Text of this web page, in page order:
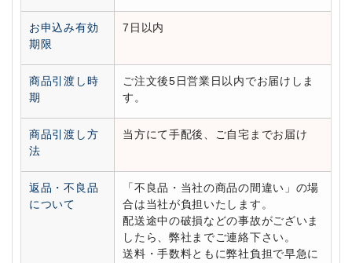
お申込み有効
期限
7日以内
商品引渡し時
期
ご注文後5日営業日以内でお届けしま
す。
商品引渡し方
法
当方にて手配後、ご自宅までお届け
返品・不良品
について
「不良品・当社の商品の間違い」の場
合は当社が負担いたします。
配送途中の破損などの事故がございま
したら、弊社までご連絡下さい。
送料・手数料ともに弊社負担で早急に